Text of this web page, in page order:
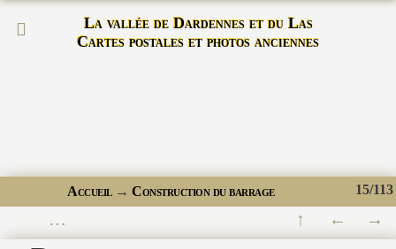
La vallée de Dardennes et du Las
Cartes postales et photos anciennes
15/113
Accueil→Construction du barrage